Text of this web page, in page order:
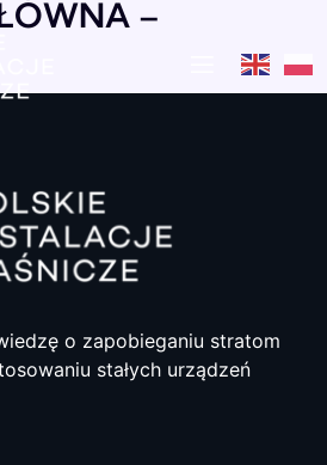
–
o zapobieganiu stratom
stałych urządzeń